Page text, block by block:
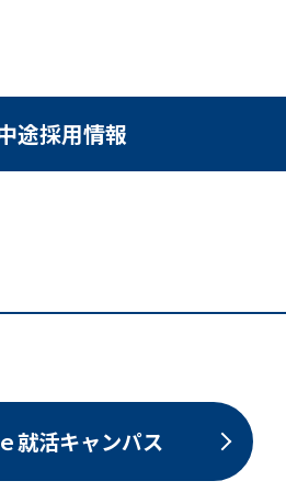
途採用情報
就活キャンパス